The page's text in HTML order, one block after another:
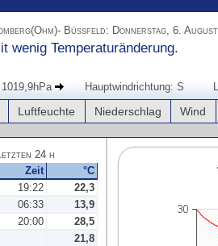
Büßfeld: Donnerstag, 6.
wenig Temperaturänderung.
Hauptwindrichtung: S
Luftfeuchte Niederschlag Wind
24 h
Zeit
°C
19:22
22,3
06:33
13,9
20:00
28,5
21,8